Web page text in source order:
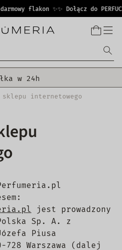
flakon ✨ ✨ Dołącz do
od 399 zł!
w 24h
produkty
sklepu internetowego
jest prowadzony
Sp. A. z
Piusa
Warszawa (dalej